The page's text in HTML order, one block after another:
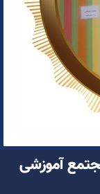
آموزشی